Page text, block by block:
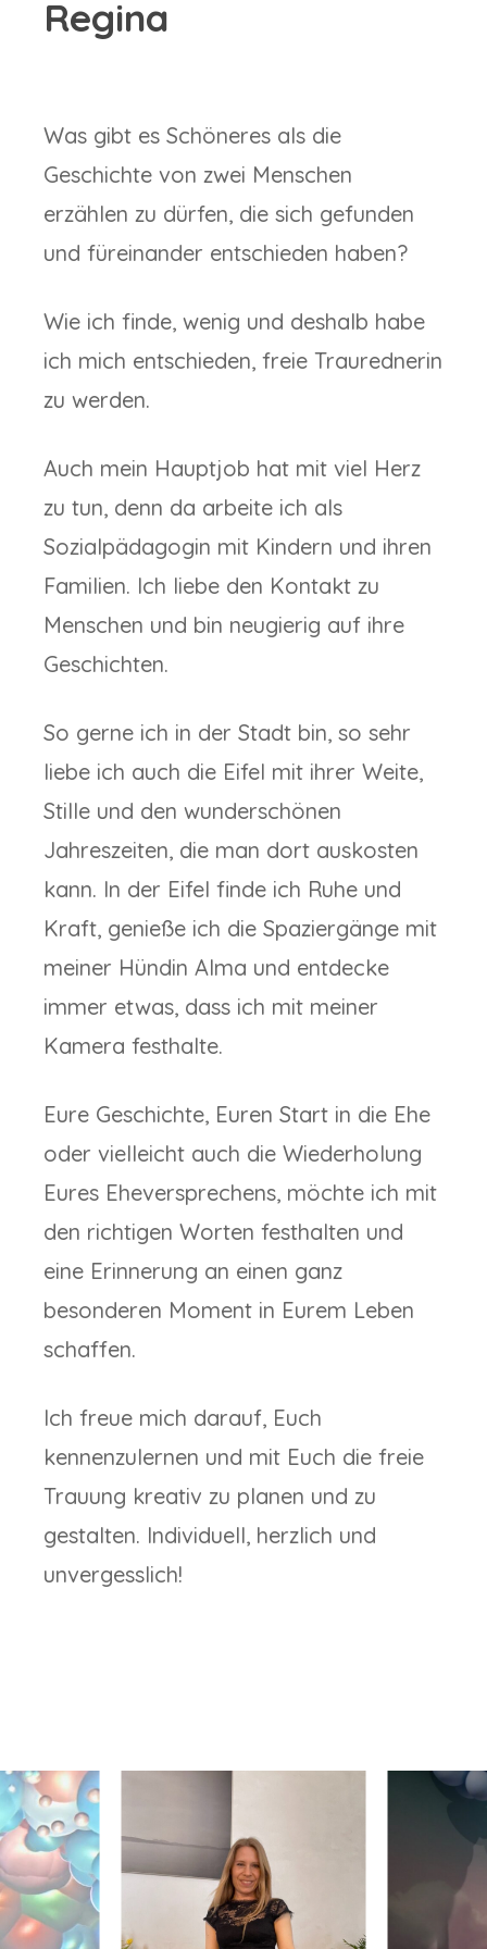
Regina
Was gibt es Schöneres als die
Geschichte von zwei Menschen
erzählen zu dürfen, die sich gefunden
und füreinander entschieden haben?
Wie ich finde, wenig und deshalb habe
ich mich entschieden, freie Traurednerin
zu werden.
Auch mein Hauptjob hat mit viel Herz
zu tun, denn da arbeite ich als
Sozialpädagogin mit Kindern und ihren
Familien. Ich liebe den Kontakt zu
Menschen und bin neugierig auf ihre
Geschichten.
So gerne ich in der Stadt bin, so sehr
liebe ich auch die Eifel mit ihrer Weite,
Stille und den wunderschönen
Jahreszeiten, die man dort auskosten
kann. In der Eifel finde ich Ruhe und
Kraft, genieße ich die Spaziergänge mit
meiner Hündin Alma und entdecke
immer etwas, dass ich mit meiner
Kamera festhalte.
Eure Geschichte, Euren Start in die Ehe
oder vielleicht auch die Wiederholung
Eures Eheversprechens, möchte ich mit
den richtigen Worten festhalten und
eine Erinnerung an einen ganz
besonderen Moment in Eurem Leben
schaffen.
Ich freue mich darauf, Euch
kennenzulernen und mit Euch die freie
Trauung kreativ zu planen und zu
gestalten. Individuell, herzlich und
unvergesslich!